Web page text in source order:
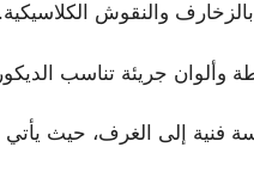
والنقوش الكلاسيكية.
وألوان جريئة تناسب
فنية إلى الغرف، حيث يأتي